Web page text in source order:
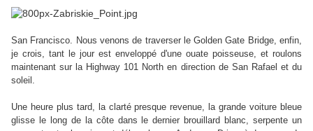
San Francisco. Nous venons de traverser le Golden Gate Bridge, enfin,
je crois, tant le jour est enveloppé d'une ouate poisseuse, et roulons
maintenant sur la Highway 101 North en direction de San Rafael et du
soleil.
Une heure plus tard, la clarté presque revenue, la grande voiture bleue
glisse le long de la côte dans le dernier brouillard blanc, serpente un